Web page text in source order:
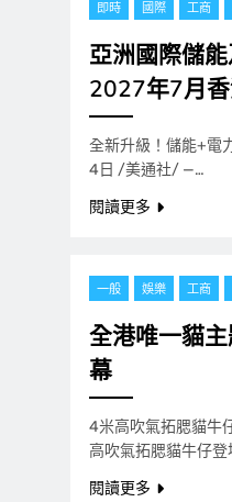
即時 國際 工商
亞洲國際儲
2027年7月
全新升級！儲能+電
4日 /美通社/ —…
閱讀更多
一般 娛樂 工商
全港唯一貓
幕
4米高吹氣拓腮貓牛
高吹氣拓腮貓牛仔
閱讀更多